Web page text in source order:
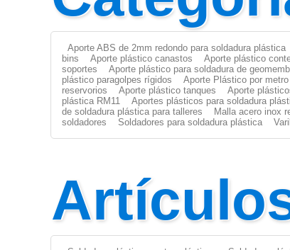
Aporte ABS de 2mm redondo para soldadura plástica
bins
Aporte plástico canastos Aporte plástico
soportes
Aporte plástico para soldadura de
plástico paragolpes rígidos
Aporte Plástico por metro
reservorios
Aporte plástico tanques Aporte
plástica RM11
Aportes plásticos para soldadura
de soldadura plástica para talleres
Malla acero inox
soldadores
Soldadores para soldadura plástica